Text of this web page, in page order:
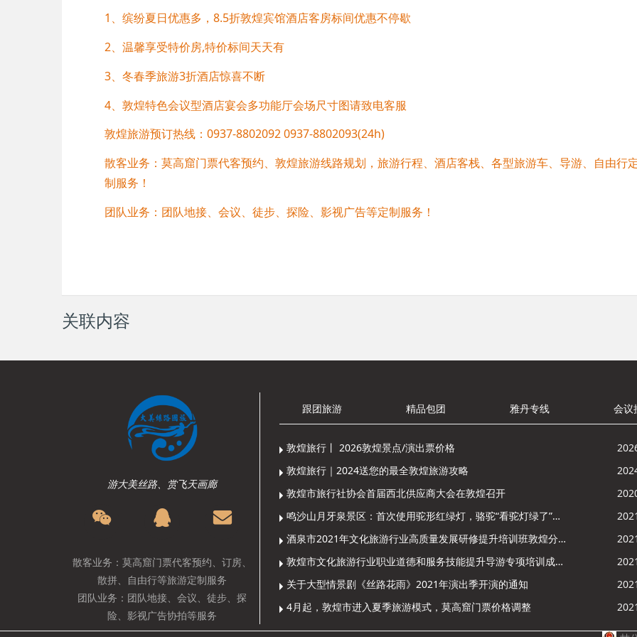
1、缤纷夏日优惠多，8.5折敦煌宾馆酒店客房标间优惠不停歇
2、温馨享受特价房,特价标间天天有
3、冬春季旅游3折酒店惊喜不断
4、敦煌特色会议型酒店宴会多功能厅会场尺寸图请致电客服
敦煌旅游预订热线：0937-8802092 0937-8802093(24h)
散客业务：莫高窟门票代客预约、敦煌旅游线路规划，旅游行程、酒店客栈、各型旅游车、导游、自由行
制服务！
团队业务：团队地接、会议、徒步、探险、影视广告等定制服务！
关联内容
游大美丝路、赏飞天画廊
散客业务：莫高窟门票代客预约、订房、
散拼、自由行等旅游定制服务
团队业务：团队地接、会议、徒步、探
险、影视广告协拍等服务
跟团旅游 精品包团 雅丹专线 会议
敦煌旅行丨 2026敦煌景点/演出票价格
敦煌旅行｜2024送您的最全敦煌旅游攻略
敦煌市旅行社协会首届西北供应商大会在敦煌召开
鸣沙山月牙泉景区：首次使用驼形红绿灯，骆驼“看驼灯绿了”走起来
酒泉市2021年文化旅游行业高质量发展研修提升培训班敦煌分训点开班
敦煌市文化旅游行业职业道德和服务技能提升导游专项培训成功举办
关于大型情景剧《丝路花雨》2021年演出季开演的通知
4月起，敦煌市进入夏季旅游模式，莫高窟门票价格调整